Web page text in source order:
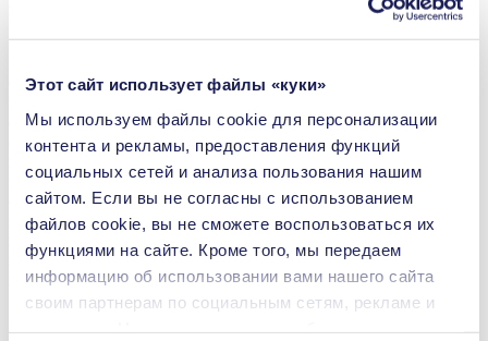
Этот сайт использует файлы «куки»
Мы используем файлы сookie для персонализации
контента и рекламы, предоставления функций
социальных сетей и анализа пользования нашим
сайтом. Если вы не согласны с использованием
файлов cookie, вы не сможете воспользоваться их
функциями на сайте. Кроме того, мы передаем
информацию об использовании вами нашего сайта
своим партнерам по социальным сетям, рекламе и
От поставщиков, в числе которых была компания KNF
обеспечить соответствие такому же высокому уровню
стандартов. Когда AIDAnova отправится в плавание,
мембранные насосы, выпущенные этой лидирующей на
международном рынке компанией, будут активно работать в
системе контроля подачи СПГ, обеспечивая безопасность
эксплуатации судна. В состав системы управления подачей
газа, разработанной компанией GenSys, которая обеспечивает
заданную интенсивность горения, входит контрольно-
измерительная аппаратура и защитные устройства.